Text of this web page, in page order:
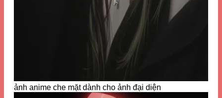
ảnh anime che mặt dành cho ảnh đại diện